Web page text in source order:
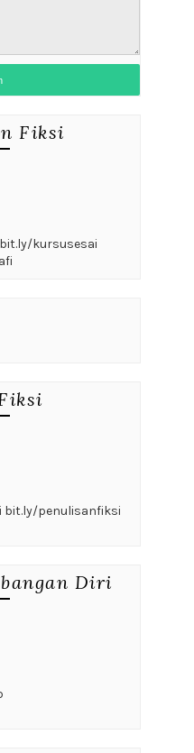
Fiksi
kursusesai
bit.ly/penulisanfiksi
Diri